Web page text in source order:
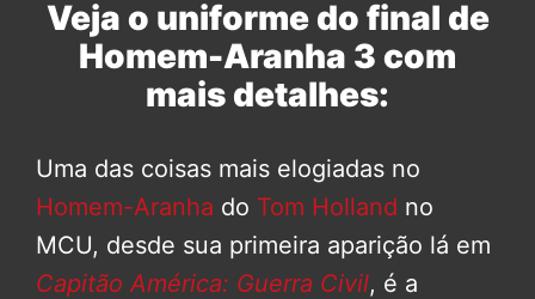
Veja o uniforme do final de
Homem-Aranha 3 com
mais detalhes:
Uma das coisas mais elogiadas no
Homem-Aranha do Tom Holland no
MCU, desde sua primeira aparição lá em
Capitão América: Guerra Civil, é a